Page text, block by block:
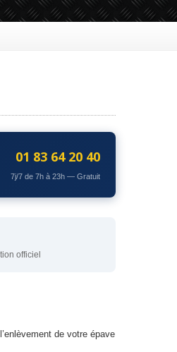
01 83 64 20 40
7j/7 de 7h à 23h — Gratuit
officiel
de votre épave